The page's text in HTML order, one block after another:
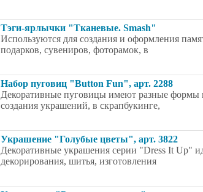
Тэги-ярлычки "Тканевые. Smash"
Используются для создания и оформления
подарков, сувениров, фоторамок, в
Набор пуговиц "Button Fun", арт. 2288
Декоративные пуговицы имеют разные формы
создания украшений, в скрапбукинге,
Украшение "Голубые цветы", арт. 3822
Декоративные украшения серии "Dress It Up"
декорирования, шитья, изготовления